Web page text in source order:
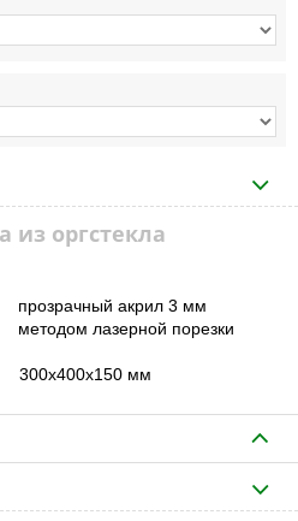
из оргстекла
акрил 3 мм
лазерной порезки
мм